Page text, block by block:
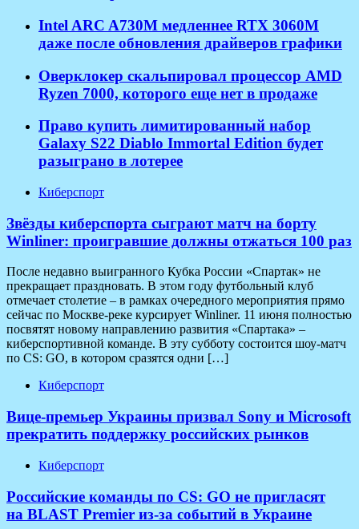
Intel ARC A730M медленнее RTX 3060M
даже после обновления драйверов графики
Оверклокер скальпировал процессор AMD
Ryzen 7000, которого еще нет в продаже
Право купить лимитированный набор
Galaxy S22 Diablo Immortal Edition будет
разыграно в лотерее
Киберспорт
Звёзды киберспорта сыграют матч на борту
Winliner: проигравшие должны отжаться 100 раз
После недавно выигранного Кубка России «Спартак» не
прекращает праздновать. В этом году футбольный клуб
отмечает столетие – в рамках очередного мероприятия прямо
сейчас по Москве-реке курсирует Winliner. 11 июня полностью
посвятят новому направлению развития «Спартака» –
киберспортивной команде. В эту субботу состоится шоу-матч
по CS: GO, в котором сразятся одни […]
Киберспорт
Вице-премьер Украины призвал Sony и Microsoft
прекратить поддержку российских рынков
Киберспорт
Российские команды по CS: GO не пригласят
на BLAST Premier из-за событий в Украине